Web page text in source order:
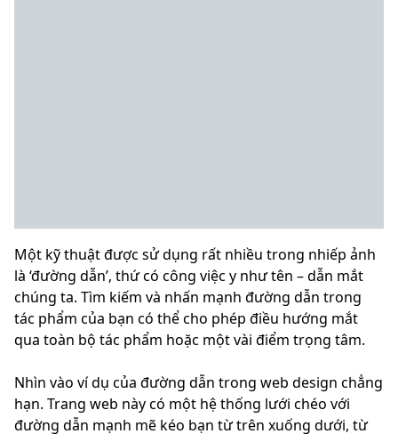
Một kỹ thuật được sử dụng rất nhiều trong nhiếp ảnh
là ‘đường dẫn’, thứ có công việc y như tên – dẫn mắt
chúng ta. Tìm kiếm và nhấn mạnh đường dẫn trong
tác phẩm của bạn có thể cho phép điều hướng mắt
qua toàn bộ tác phẩm hoặc một vài điểm trọng tâm.
Nhìn vào ví dụ của đường dẫn trong web design chẳng
hạn. Trang web này có một hệ thống lưới chéo với
đường dẫn mạnh mẽ kéo bạn từ trên xuống dưới, từ